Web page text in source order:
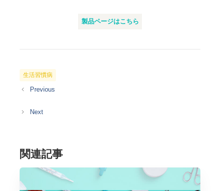
製品ページはこちら
カ
テ
ゴ
ー
生活習慣病
関連記事